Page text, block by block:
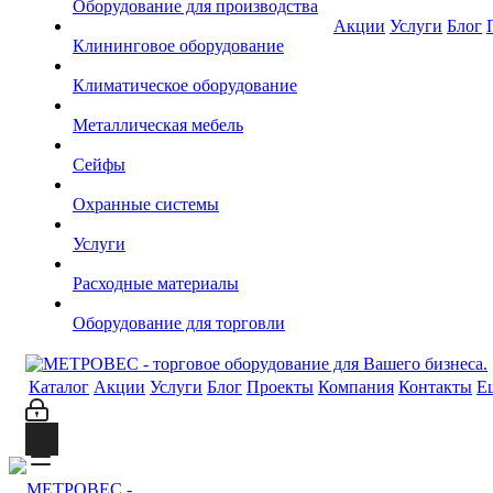
Оборудование для производства
Клининговое оборудование
Климатическое оборудование
Металлическая мебель
Сейфы
Охранные системы
Услуги
Расходные материалы
Оборудование для торговли
Акции Услуги Блог
Каталог Акции Услуги Блог Проекты Компания Контакты